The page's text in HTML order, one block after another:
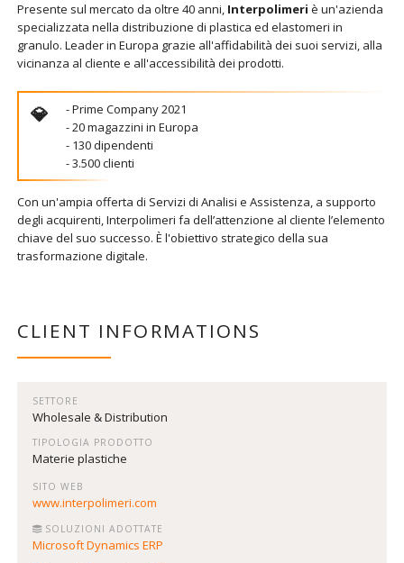
Presente sul mercato da oltre 40 anni, Interpolimeri è un'azienda
specializzata nella distribuzione di plastica ed elastomeri in
granulo. Leader in Europa grazie all'affidabilità dei suoi servizi, alla
vicinanza al cliente e all'accessibilità dei prodotti.
- Prime Company 2021
- 20 magazzini in Europa
- 130 dipendenti
- 3.500 clienti
Con un'ampia offerta di Servizi di Analisi e Assistenza, a supporto
degli acquirenti, Interpolimeri fa dell’attenzione al cliente l’elemento
chiave del suo successo. È l'obiettivo strategico della sua
trasformazione digitale.
CLIENT INFORMATIONS
SETTORE
Wholesale & Distribution
TIPOLOGIA PRODOTTO
Materie plastiche
SITO WEB
www.interpolimeri.com
SOLUZIONI ADOTTATE
Microsoft Dynamics ERP